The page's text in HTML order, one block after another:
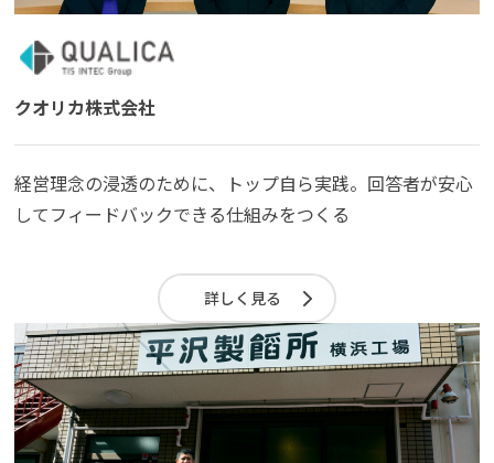
クオリカ株式会社
経営理念の浸透のために、トップ自ら実践。回答者が安心
してフィードバックできる仕組みをつくる
詳しく見る